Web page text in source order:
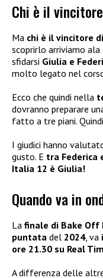
Chi è il
Ma chi è il vincitore
scoprirlo arriviamo ala
sfidarsi Giulia e
molto legato nel
Ecco che quindi nella
dovranno preparare
fatto a tre piani.
I giudici hanno
gusto. E tra Federica
Italia 12 è Giulia!
Quando va in
La finale di Bake Off
puntata del 2024, va
ore 21.30 su Real
A differenza delle